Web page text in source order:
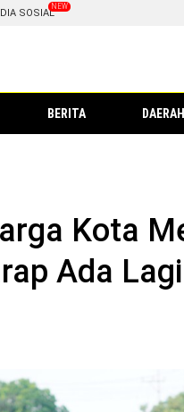
SOSIAL
BERITA DAERAH
Kota
Ada Lagi